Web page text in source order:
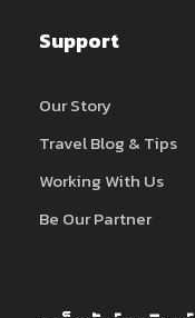
Support
Our Story
Travel Blog & Tips
Working With Us
Be Our Partner